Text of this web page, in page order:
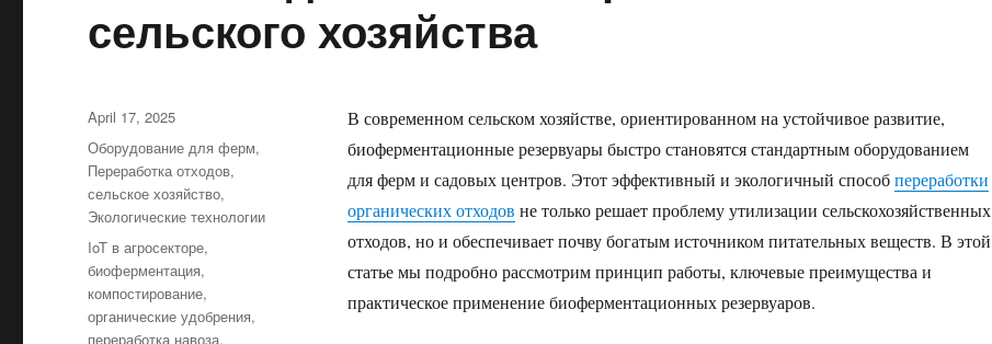
сельского хозяйства
В современном сельском хозяйстве, ориентированном на устойчивое развитие,
биоферментационные резервуары быстро становятся стандартным оборудованием
для ферм и садовых центров. Этот эффективный и экологичный способпереработки
органических отходов не только решает проблему утилизации сельскохозяйственных
отходов, но и обеспечивает почву богатым источником питательных веществ. В этой
статье мы подробно рассмотрим принцип работы, ключевые преимущества и
практическое применение биоферментационных резервуаров.
Posted
on
April 17, 2025
Categories
Оборудование для ферм,
Переработка отходов,
сельское хозяйство,
Экологические технологии
Tags
IoT в агросекторе,
биоферментация,
компостирование,
органические удобрения,
переработка навоза,